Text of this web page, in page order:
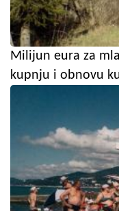
Milijun eura za
kupnju i obnovu